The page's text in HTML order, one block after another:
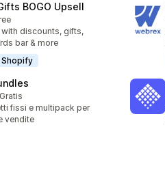
BOGO Upsell
totali
discounts, gifts,
bar & more
totali
Gratis
fissi e multipack per
vendite